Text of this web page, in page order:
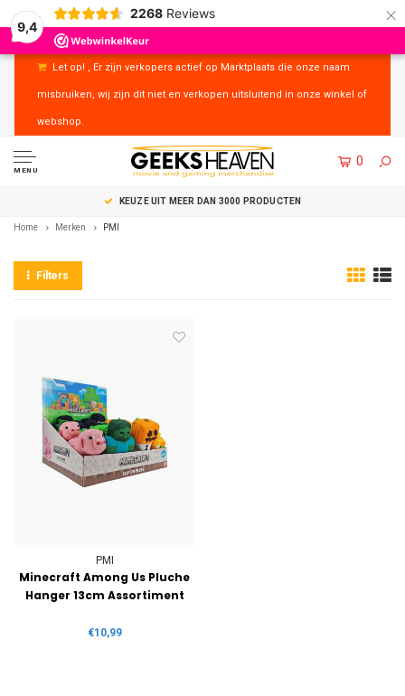
9,4
2268 Reviews ×
Let op! , Er zijn verkopers actief op Marktplaats die onze naam
misbruiken, wij zijn dit niet en verkopen uitsluitend in onze winkel of
webshop.
MENU
0
KEUZE UIT MEER DAN 3000 PRODUCTEN
Home Merken PMI
Filters
PMI
Minecraft Among Us Pluche
Hanger 13cm Assortiment
€10,99